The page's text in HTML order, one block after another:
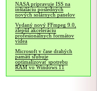
NASA pripravuje ISS na
inštaláciu posledných
nových solárnych panelov
Vydaný nový FFmpeg 9.0,
zlepšil akceleráciu
profesionálnych formátov
videa
Microsoft v čase drahých
pamätí sľubuje
optimalizovať spotrebu
RAM vo Windows 11